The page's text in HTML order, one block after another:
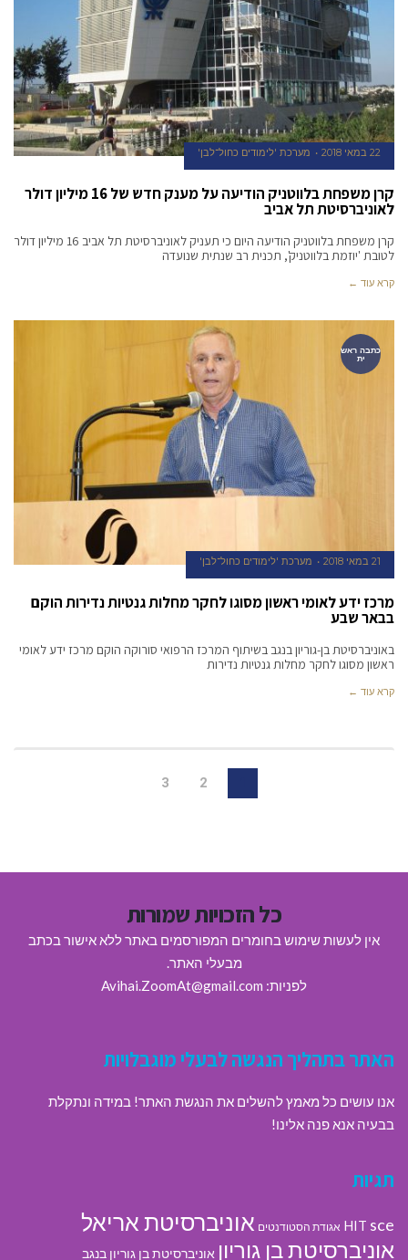
22 במאי 2018 מערכת 'לימודים כחול־לבן'
קרן משפחת בלווטניק הודיעה על מענק חדש של 16 מיליון דולר
לאוניברסיטת תל אביב
קרן משפחת בלווטניק הודיעה היום כי תעניק לאוניברסיטת תל אביב 16 מיליון דולר
לטובת 'יוזמת בלווטניק', תכנית רב שנתית שנועדה
קרא עוד ←
כתבה ראש
ית
21 במאי 2018 מערכת 'לימודים כחול־לבן'
מרכז ידע לאומי ראשון מסוגו לחקר מחלות גנטיות נדירות הוקם
בבאר שבע
באוניברסיטת בן-גוריון בנגב בשיתוף המרכז הרפואי סורוקה הוקם מרכז ידע לאומי
ראשון מסוגו לחקר מחלות גנטיות נדירות
קרא עוד ←
2
3
כל הזכויות שמורות
אין לעשות שימוש בחומרים המפורסמים באתר ללא אישור בכתב
מבעלי האתר.
לפניות: Avihai.ZoomAt@gmail.com
האתר בתהליך הנגשה לבעלי מוגבלויות
אנו עושים כל מאמץ להשלים את הנגשת האתר! במידה ונתקלת
בבעיה אנא פנה אלינו!
תגיות
HIT sce אגודת הסטודנטים אוניברסיטת אריאל
אוניברסיטת בן גוריון אוניברסיטת בן גוריון בנגב